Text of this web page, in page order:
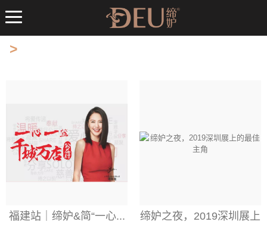
>
福建站｜缔妒&简“一心...
缔妒之夜，2019深圳展上